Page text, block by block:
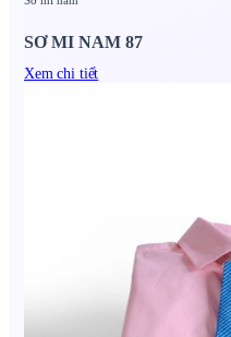
SƠ MI NAM 87
Xem chi tiết